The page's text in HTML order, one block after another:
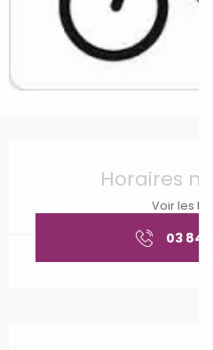
Horaires
Voir les
03 84